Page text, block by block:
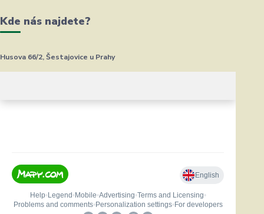
Kde nás najdete?
Husova 66/2, Šestajovice u Prahy